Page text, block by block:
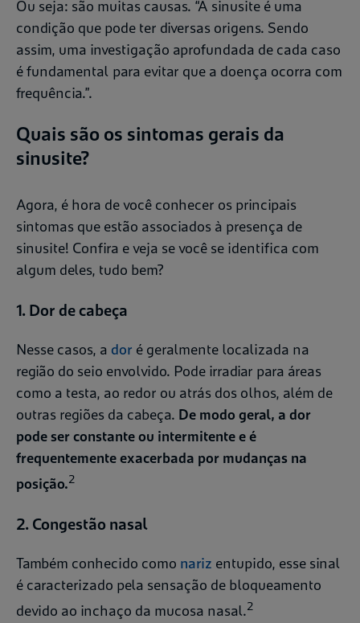
Ou seja: são muitas causas. “A sinusite é uma
condição que pode ter diversas origens. Sendo
assim, uma investigação aprofundada de cada caso
é fundamental para evitar que a doença ocorra com
frequência.”.
Quais são os sintomas gerais da
sinusite?
Agora, é hora de você conhecer os principais
sintomas que estão associados à presença de
sinusite! Confira e veja se você se identifica com
algum deles, tudo bem?
1. Dor de cabeça
Nesse casos, a dor é geralmente localizada na
região do seio envolvido. Pode irradiar para áreas
como a testa, ao redor ou atrás dos olhos, além de
outras regiões da cabeça. De modo geral, a dor
pode ser constante ou intermitente e é
frequentemente exacerbada por mudanças na
posição.2
2. Congestão nasal
Também conhecido como nariz entupido, esse sinal
é caracterizado pela sensação de bloqueamento
devido ao inchaço da mucosa nasal.2